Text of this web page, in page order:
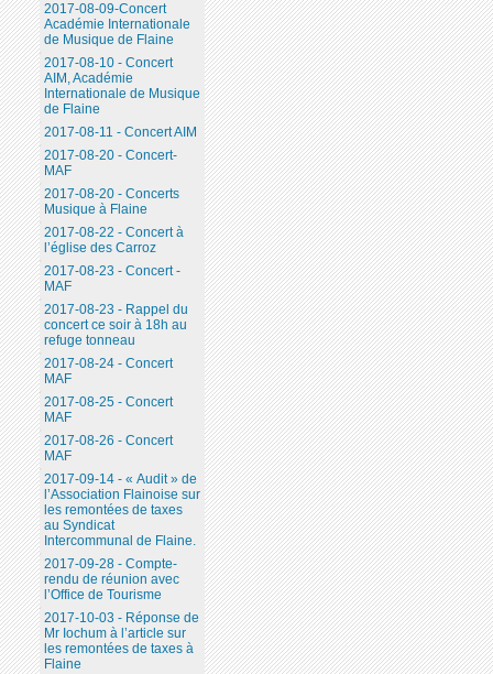
2017-08-09-Concert
Académie Internationale
de Musique de Flaine
2017-08-10 - Concert
AIM, Académie
Internationale de Musique
de Flaine
2017-08-11 - Concert AIM
2017-08-20 - Concert-
MAF
2017-08-20 - Concerts
Musique à Flaine
2017-08-22 - Concert à
l’église des Carroz
2017-08-23 - Concert -
MAF
2017-08-23 - Rappel du
concert ce soir à 18h au
refuge tonneau
2017-08-24 - Concert
MAF
2017-08-25 - Concert
MAF
2017-08-26 - Concert
MAF
2017-09-14 - « Audit » de
l’Association Flainoise sur
les remontées de taxes
au Syndicat
Intercommunal de Flaine.
2017-09-28 - Compte-
rendu de réunion avec
l’Office de Tourisme
2017-10-03 - Réponse de
Mr Iochum à l’article sur
les remontées de taxes à
Flaine